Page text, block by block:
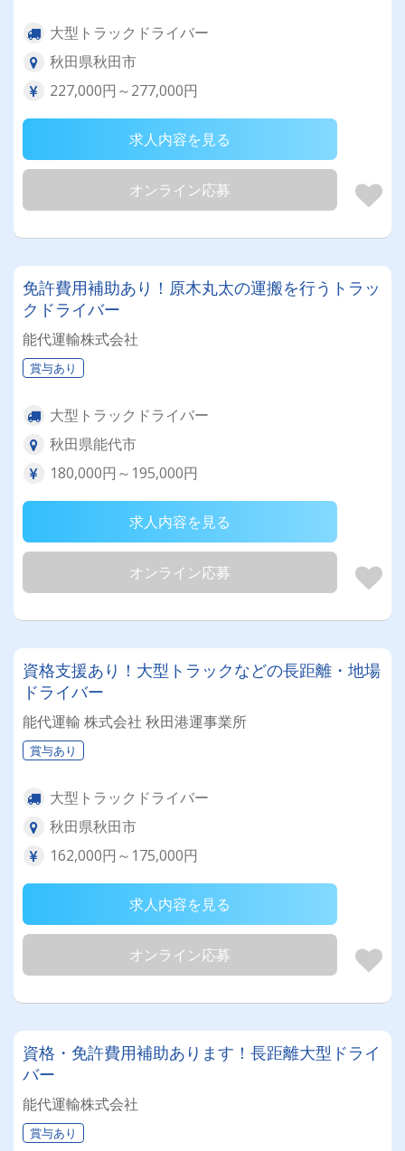
大型トラックドライバー
秋田県秋田市
227,000円～277,000円
求人内容を見る
オンライン応募
免許費用補助あり！原木丸太の運搬を行うトラッ
クドライバー
能代運輸株式会社
賞与あり
大型トラックドライバー
秋田県能代市
180,000円～195,000円
求人内容を見る
オンライン応募
資格支援あり！大型トラックなどの長距離・地場
ドライバー
能代運輸 株式会社 秋田港運事業所
賞与あり
大型トラックドライバー
秋田県秋田市
162,000円～175,000円
求人内容を見る
オンライン応募
資格・免許費用補助あります！長距離大型ドライ
バー
能代運輸株式会社
賞与あり